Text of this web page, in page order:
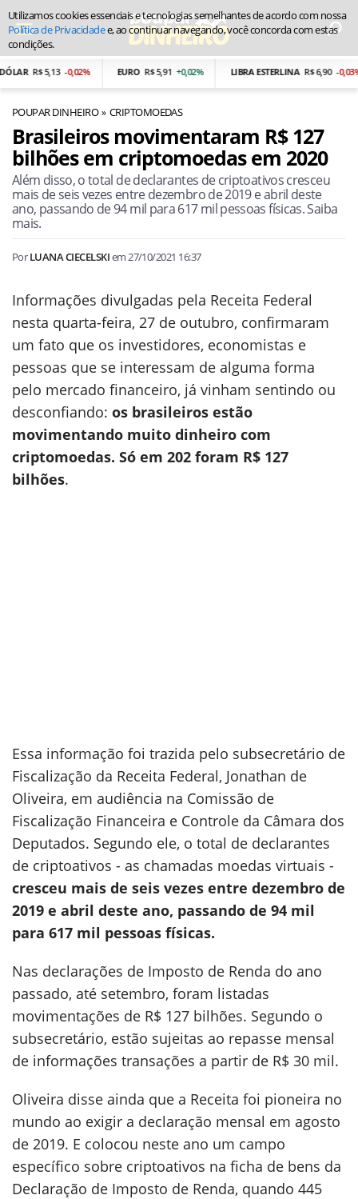
R$ 5,13 -0,02% EURO R$ 5,91 +0,02% LIBRA ESTERLINA R$ 6,90 -0,03%
POUPAR DINHEIRO CRIPTOMOEDAS
Brasileiros movimentaram R$ 127
bilhões em criptomoedas em 2020
Além disso, o total de declarantes de criptoativos cresceu
mais de seis vezes entre dezembro de 2019 e abril deste
ano, passando de 94 mil para 617 mil pessoas físicas. Saiba
mais.
PorLUANA CIECELSKIem27/10/2021 16:37
Informações divulgadas pela Receita Federal
nesta quarta-feira, 27 de outubro, confirmaram
um fato que os investidores, economistas e
pessoas que se interessam de alguma forma
pelo mercado financeiro, já vinham sentindo ou
desconfiando: os brasileiros estão
movimentando muito dinheiro com
criptomoedas. Só em 202 foram R$ 127
bilhões.
Essa informação foi trazida pelo subsecretário de
Fiscalização da Receita Federal, Jonathan de
Oliveira, em audiência na Comissão de
Fiscalização Financeira e Controle da Câmara dos
Deputados. Segundo ele, o total de declarantes
de criptoativos - as chamadas moedas virtuais -
cresceu mais de seis vezes entre dezembro de
2019 e abril deste ano, passando de 94 mil
para 617 mil pessoas físicas.
Nas declarações de Imposto de Renda do ano
passado, até setembro, foram listadas
movimentações de R$ 127 bilhões. Segundo o
subsecretário, estão sujeitas ao repasse mensal
de informações transações a partir de R$ 30 mil.
Oliveira disse ainda que a Receita foi pioneira no
mundo ao exigir a declaração mensal em agosto
de 2019. E colocou neste ano um campo
específico sobre criptoativos na ficha de bens da
Declaração de Imposto de Renda, quando 445
Utilizamos cookies essenciais e tecnologias semelhantes de acordo com nossa
Política de Privacidadee, ao continuar navegando, você concorda com estas
condições.